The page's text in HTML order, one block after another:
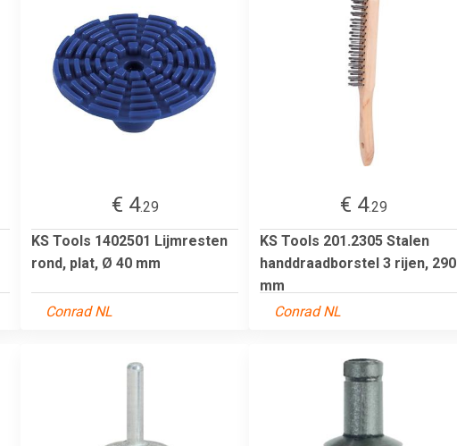
€ 4.29
KS Tools 1402501 Lijmresten
rond, plat, Ø 40 mm
Conrad NL
€ 4.29
KS Tools 201.2305 Stalen
handdraadborstel 3 rijen, 290
mm
Conrad NL